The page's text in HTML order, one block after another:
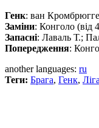
Генк: ван
Заміни: Конголо (від
Запасні: Лаваль Т.;
Попередження:
another languages: ru
Теги: Брага, Генк,